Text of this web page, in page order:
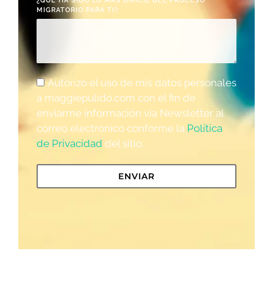
MIGRATORIO PARA TI?
Autorizo el uso de mis datos personales
a maggiepulido.com con el fin de
enviarme información vía Newsletter al
correo electrónico conforme la Política
de Privacidad del sitio.
ENVIAR